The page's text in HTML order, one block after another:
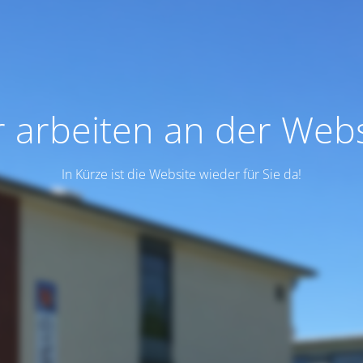
arbeiten an der
In Kürze ist die Website wieder für Sie da!